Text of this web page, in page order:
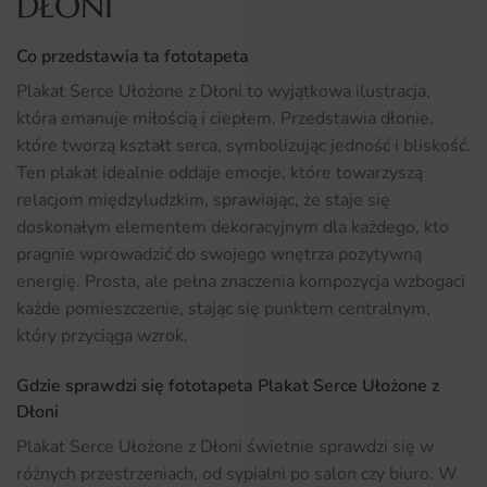
Co przedstawia ta fototapeta
Plakat Serce Ułożone z Dłoni to wyjątkowa ilustracja,
która emanuje miłością i ciepłem. Przedstawia dłonie,
które tworzą kształt serca, symbolizując jedność i bliskość.
Ten plakat idealnie oddaje emocje, które towarzyszą
relacjom międzyludzkim, sprawiając, że staje się
doskonałym elementem dekoracyjnym dla każdego, kto
pragnie wprowadzić do swojego wnętrza pozytywną
energię. Prosta, ale pełna znaczenia kompozycja wzbogaci
każde pomieszczenie, stając się punktem centralnym,
który przyciąga wzrok.
Gdzie sprawdzi się fototapeta Plakat Serce Ułożone z
Dłoni
Plakat Serce Ułożone z Dłoni świetnie sprawdzi się w
różnych przestrzeniach, od sypialni po salon czy biuro. W